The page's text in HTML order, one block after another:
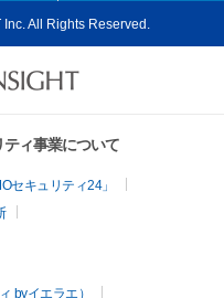
All Rights Reserved.
ィ事業について
セキュリティ24」
byイエラエ）